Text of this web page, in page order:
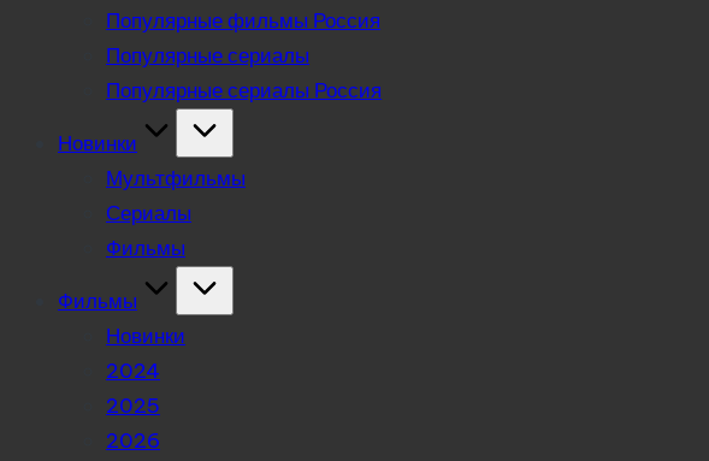
Популярные фильмы Россия
Популярные сериалы
Популярные сериалы Россия
Новинки
Мультфильмы
Сериалы
Фильмы
Фильмы
Новинки
2024
2025
2026